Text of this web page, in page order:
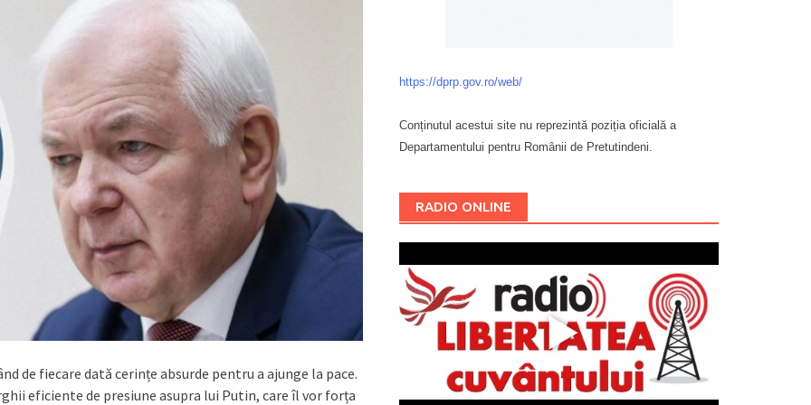
de fiecare dată cerințe absurde pentru a ajunge la pace.
eficiente de presiune asupra lui Putin, care îl vor forța
https://dprp.gov.ro/web/
Conținutul acestui site nu reprezintă poziția oficială a
Departamentului pentru Românii de Pretutindeni.
RADIO ONLINE